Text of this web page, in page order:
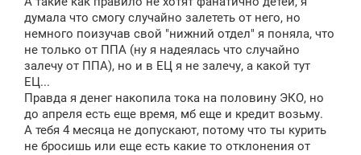
думала что смогу случайно залететь от него, но
немного поизучав свой "нижний отдел" я поняла, что
не только от ППА (ну я надеялась что случайно
залечу от ППА), но и в ЕЦ я не залечу, а какой тут
ЕЦ...
Правда я денег накопила тока на половину ЭКО, но
до апреля есть еще время, мб еще и кредит возьму.
А тебя 4 месяца не допускают, потому что ты курить
не бросишь или еще есть какие то отклонения от